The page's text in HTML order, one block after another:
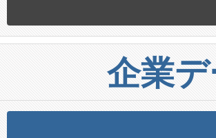
企業